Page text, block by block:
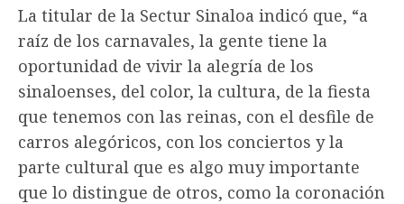
La titular de la Sectur Sinaloa indicó que, “a
raíz de los carnavales, la gente tiene la
oportunidad de vivir la alegría de los
sinaloenses, del color, la cultura, de la fiesta
que tenemos con las reinas, con el desfile de
carros alegóricos, con los conciertos y la
parte cultural que es algo muy importante
que lo distingue de otros, como la coronación